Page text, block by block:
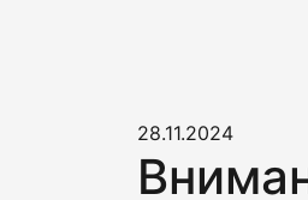
28.11.2024